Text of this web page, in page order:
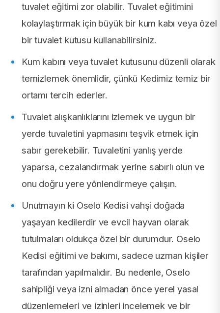
tuvalet eğitimi zor olabilir. Tuvalet eğitimini
kolaylaştırmak için büyük bir kum kabı veya özel
bir tuvalet kutusu kullanabilirsiniz.
Kum kabını veya tuvalet kutusunu düzenli olarak
temizlemek önemlidir, çünkü Kedimiz temiz bir
ortamı tercih ederler.
Tuvalet alışkanlıklarını izlemek ve uygun bir
yerde tuvaletini yapmasını teşvik etmek için
sabır gerekebilir. Tuvaletini yanlış yerde
yaparsa, cezalandırmak yerine sabırlı olun ve
onu doğru yere yönlendirmeye çalışın.
Unutmayın ki Oselo Kedisi vahşi doğada
yaşayan kedilerdir ve evcil hayvan olarak
tutulmaları oldukça özel bir durumdur. Oselo
Kedisi eğitimi ve bakımı, sadece uzman kişiler
tarafından yapılmalıdır. Bu nedenle, Oselo
sahipliği veya izni almadan önce yerel yasal
düzenlemeleri ve izinleri incelemek ve bir